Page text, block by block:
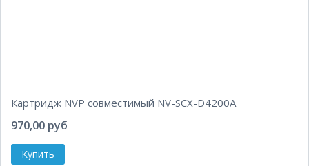
Картридж NVP совместимый NV-SCX-D4200A
970,00 руб